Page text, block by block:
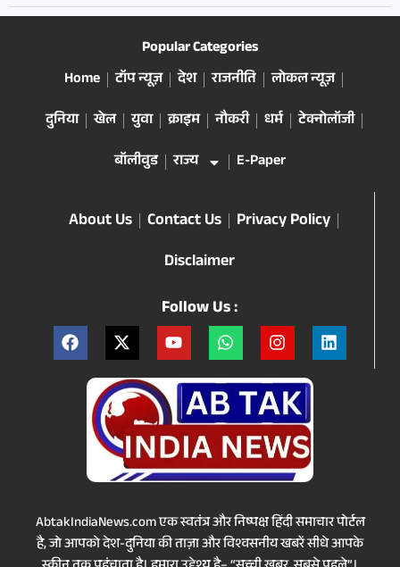
Popular Categories
Home
टॉप न्यूज़ देश राजनीति
लोकल न्यूज़
दुनिया
खेल युवा क्राइम नौकरी धर्म
टेक्नोलॉजी
बॉलीवुड
राज्य E-Paper
About Us Contact Us
Privacy Policy
Disclaimer
Follow Us :
AbtakIndiaNews.com एक स्वतंत्र और निष्पक्ष हिंदी समाचार पोर्टल
है, जो आपको देश-दुनिया की ताज़ा और विश्वसनीय खबरें सीधे आपके